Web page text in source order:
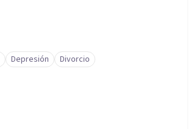
Depresión
Divorcio